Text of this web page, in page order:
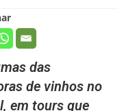
das
de vinhos no
em tours que